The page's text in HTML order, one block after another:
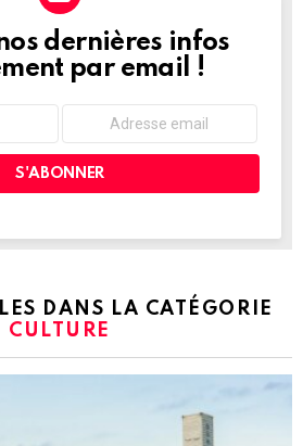
dernières infos
par email !
DANS LA CATÉGORIE
CULTURE